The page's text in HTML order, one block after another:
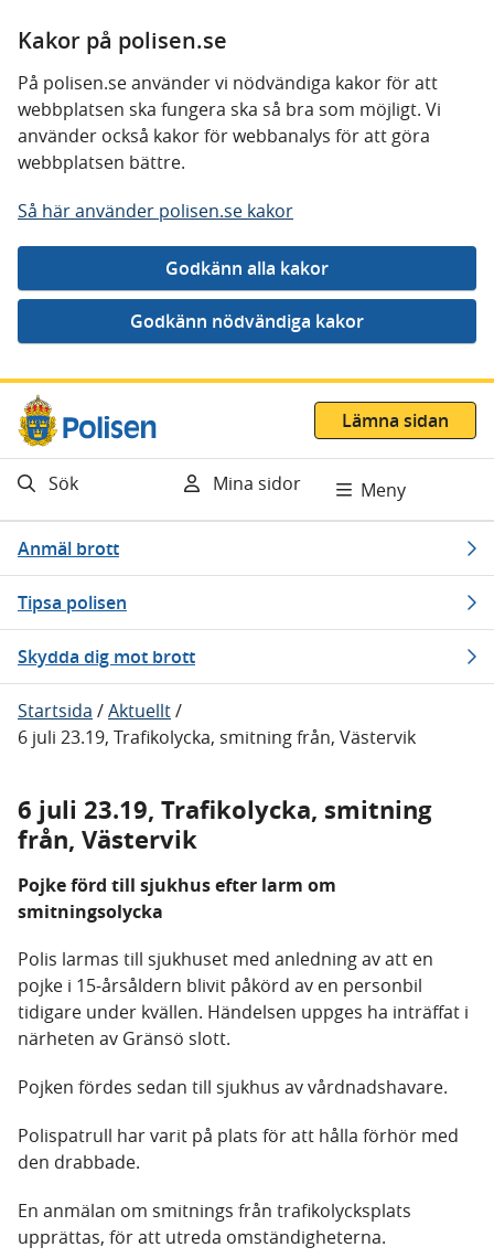
Kakor på polisen.se
På polisen.se använder vi nödvändiga kakor för att
webbplatsen ska fungera ska så bra som möjligt. Vi
använder också kakor för webbanalys för att göra
webbplatsen bättre.
Så här använder polisen.se kakor
Gå direkt till innehåll
Lämna sidan
Sök Mina sidor Meny
Anmäl brott
Tipsa polisen
Skydda dig mot brott
Startsida /Aktuellt/
6 juli 23.19, Trafikolycka, smitning från, Västervik
6 juli 23.19, Trafikolycka, smitning
från, Västervik
Pojke förd till sjukhus efter larm om
smitningsolycka
Polis larmas till sjukhuset med anledning av att en
pojke i 15-årsåldern blivit påkörd av en personbil
tidigare under kvällen. Händelsen uppges ha inträffat i
närheten av Gränsö slott.
Pojken fördes sedan till sjukhus av vårdnadshavare.
Polispatrull har varit på plats för att hålla förhör med
den drabbade.
En anmälan om smitnings från trafikolycksplats
upprättas, för att utreda omständigheterna.